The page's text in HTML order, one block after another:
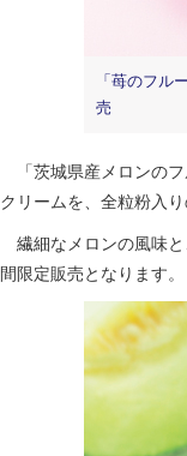
「苺のフル
売
「茨城県産メロンのフ
クリームを、全粒粉入
繊細なメロンの風味と
間限定販売となります。